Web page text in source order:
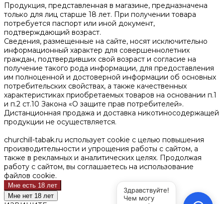
Продукция, представленная в магазине, предназначена
только для лиц старше 18 лет. При получении товара
потребуется паспорт или иной документ,
подтверждающий возраст.
Сведения, размещенные на сайте, носят исключительно
информационный характер для совершеннолетних
граждан, подтвердивших свой возраст и согласие на
получение такого рода информации, для предоставления
им полноценной и достоверной информации об основных
потребительских свойствах, а также качественных
характеристиках приобретаемых товаров на основании п.1
и п.2 ст.10 Закона «О защите прав потребителей».
Дистанционная продажа и доставка никотиносодержащей
продукции не осуществляется.
churchill-tabak.ru использует cookie c целью повышения
производительности и упрощения работы с сайтом, а
также в рекламных и аналитических целях. Продолжая
работу с сайтом, вы соглашаетесь на использование
файлов cookie.
Мне есть 18 лет
Мне нет 18 лет